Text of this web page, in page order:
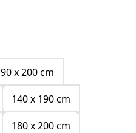
90 x 200 cm
140 x 190 cm
180 x 200 cm